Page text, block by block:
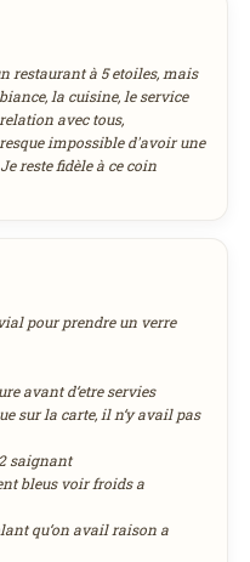
restaurant à 5 etoiles, mais
la cuisine, le service
avec tous,
impossible d'avoir une
reste fidèle à ce coin
pour prendre un verre
avant d‘etre servies
sur la carte, il n‘y avail pas
saignant
bleus voir froids a
qu‘on avail raison a